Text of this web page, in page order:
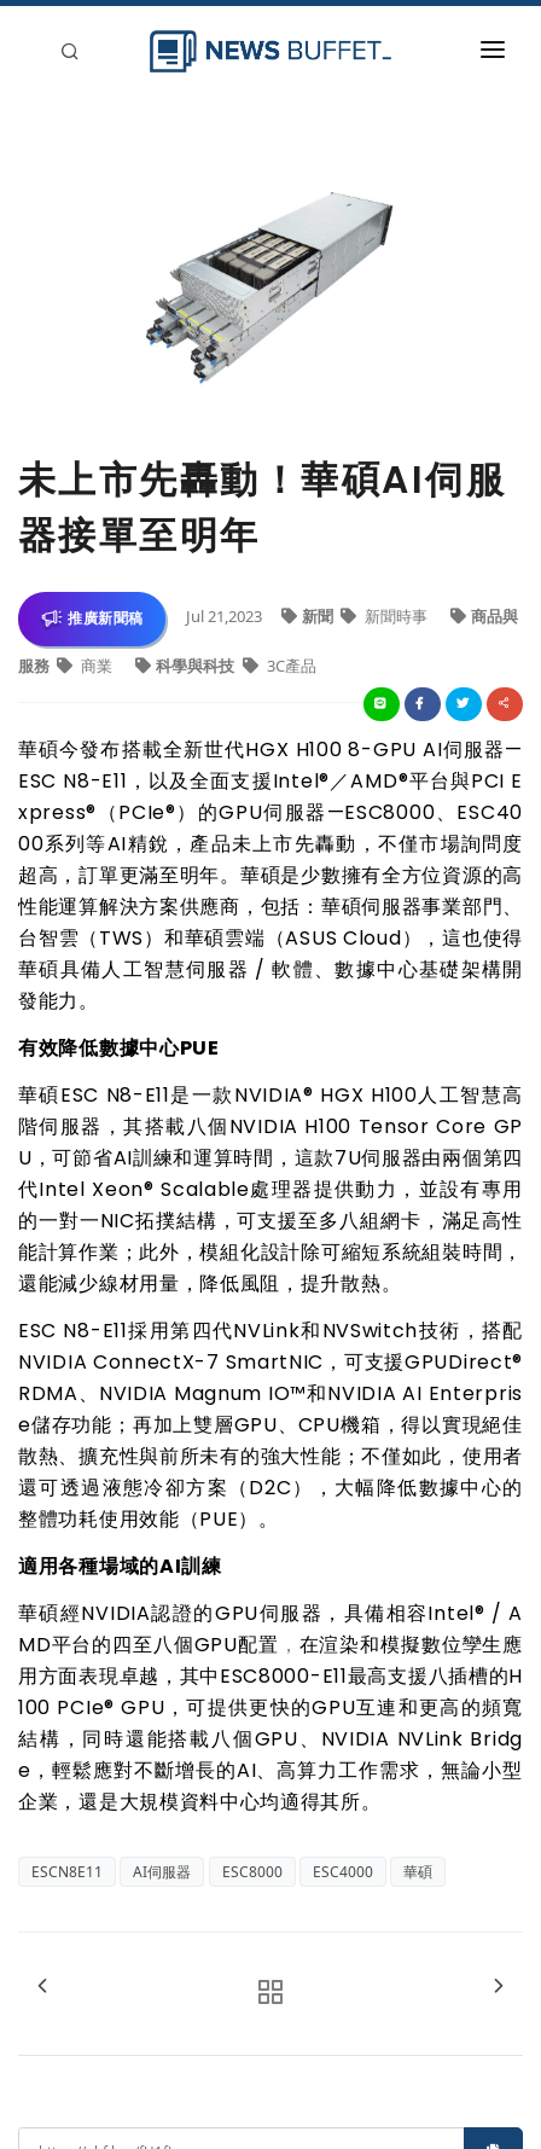
未上市先轟動！華碩AI伺服
器接單至明年
推廣新聞稿 Jul 21,2023 新聞 新聞時事 商品與
服務 商業 科學與科技 3C產品
華碩今發布搭載全新世代HGX H100 8-GPU AI伺服器—
ESC N8-E11，以及全面支援Intel®／AMD®平台與PCI E
xpress®（PCIe®）的GPU伺服器—ESC8000、ESC40
00系列等AI精銳，產品未上市先轟動，不僅市場詢問度
超高，訂單更滿至明年。華碩是少數擁有全方位資源的高
性能運算解決方案供應商，包括：華碩伺服器事業部門、
台智雲（TWS）和華碩雲端（ASUS Cloud），這也使得
華碩具備人工智慧伺服器 / 軟體、數據中心基礎架構開
發能力。
有效降低數據中心PUE
華碩ESC N8-E11是一款NVIDIA® HGX H100人工智慧高
階伺服器，其搭載八個NVIDIA H100 Tensor Core GP
U，可節省AI訓練和運算時間，這款7U伺服器由兩個第四
代Intel Xeon® Scalable處理器提供動力，並設有專用
的一對一NIC拓撲結構，可支援至多八組網卡，滿足高性
能計算作業；此外，模組化設計除可縮短系統組裝時間，
還能減少線材用量，降低風阻，提升散熱。
ESC N8-E11採用第四代NVLink和NVSwitch技術，搭配
NVIDIA ConnectX-7 SmartNIC，可支援GPUDirect®
RDMA、NVIDIA Magnum IO™和NVIDIA AI Enterpris
e儲存功能；再加上雙層GPU、CPU機箱，得以實現絕佳
散熱、擴充性與前所未有的強大性能；不僅如此，使用者
還可透過液態冷卻方案（D2C），大幅降低數據中心的
整體功耗使用效能（PUE）。
適用各種場域的AI訓練
華碩經NVIDIA認證的GPU伺服器，具備相容Intel® / A
MD平台的四至八個GPU配置 ， 在渲染和模擬數位孿生應
用方面表現卓越，其中ESC8000-E11最高支援八插槽的H
100 PCIe® GPU，可提供更快的GPU互連和更高的頻寬
結構，同時還能搭載八個GPU、NVIDIA NVLink Bridg
e，輕鬆應對不斷增長的AI、高算力工作需求，無論小型
企業，還是大規模資料中心均適得其所。
ESCN8E11 AI伺服器 ESC8000 ESC4000 華碩